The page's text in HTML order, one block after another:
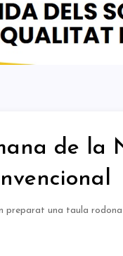
de la
preparat una taula